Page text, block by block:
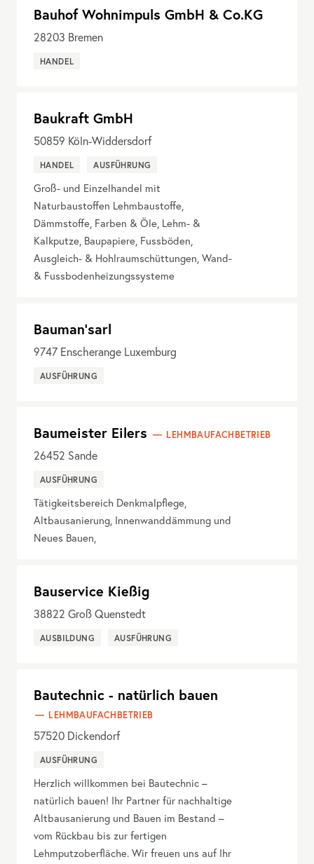
Bauhof Wohnimpuls GmbH & Co.KG
28203 Bremen
HANDEL
Baukraft GmbH
50859 Köln-Widdersdorf
HANDEL AUSFÜHRUNG
Groß- und Einzelhandel mit
Naturbaustoffen Lehmbaustoffe,
Dämmstoffe, Farben & Öle, Lehm- &
Kalkputze, Baupapiere, Fussböden,
Ausgleich- & Hohlraumschüttungen, Wand-
& Fussbodenheizungssysteme
Bauman'sarl
9747 Enscherange Luxemburg
AUSFÜHRUNG
Baumeister Eilers LEHMBAUFACHBETRIEB
26452 Sande
AUSFÜHRUNG
Tätigkeitsbereich Denkmalpflege,
Altbausanierung, Innenwanddämmung und
Neues Bauen,
Bauservice Kießig
38822 Groß Quenstedt
AUSBILDUNG AUSFÜHRUNG
Bautechnic - natürlich bauen
LEHMBAUFACHBETRIEB
57520 Dickendorf
AUSFÜHRUNG
Herzlich willkommen bei Bautechnic –
natürlich bauen! Ihr Partner für nachhaltige
Altbausanierung und Bauen im Bestand –
vom Rückbau bis zur fertigen
Lehmputzoberfläche. Wir freuen uns auf Ihr